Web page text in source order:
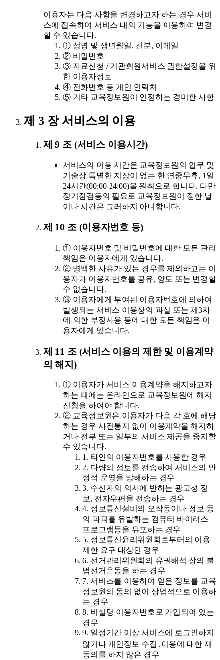
이용자는 다음 사항을 변경하고자 하는 경우 서비
스에 접속하여 서비스 내의 기능을 이용하여 변경
할 수 있습니다.
① 성명 및 생년월일, 신분, 이메일
② 비밀번호
③ 자료신청 / 기관회원서비스 권한설정을 위
한 이용자정보
④ 전화번호 등 개인 연락처
⑤ 기타 교육정보원이 인정하는 경미한 사항
제 3 장 서비스의 이용
제 9 조 (서비스 이용시간)
서비스의 이용 시간은 교육정보원의 업무 및
기술상 특별한 지장이 없는 한 연중무휴, 1일
24시간(00:00-24:00)을 원칙으로 합니다. 다만
정기점검등의 필요로 교육정보원이 정한 날
이나 시간은 그러하지 아니합니다.
제 10 조 (이용자번호 등)
① 이용자번호 및 비밀번호에 대한 모든 관리
책임은 이용자에게 있습니다.
② 명백한 사유가 있는 경우를 제외하고는 이
용자가 이용자번호를 공유, 양도 또는 변경할
수 없습니다.
③ 이용자에게 부여된 이용자번호에 의하여
발생되는 서비스 이용상의 과실 또는 제3자
에 의한 부정사용 등에 대한 모든 책임은 이
용자에게 있습니다.
제 11 조 (서비스 이용의 제한 및 이용계약
의 해지)
① 이용자가 서비스 이용계약을 해지하고자
하는 때에는 온라인으로 교육정보원에 해지
신청을 하여야 합니다.
② 교육정보원은 이용자가 다음 각 호에 해당
하는 경우 사전통지 없이 이용계약을 해지하
거나 전부 또는 일부의 서비스 제공을 중지할
수 있습니다.
1. 타인의 이용자번호를 사용한 경우
2. 다량의 정보를 전송하여 서비스의 안
정적 운영을 방해하는 경우
3. 수신자의 의사에 반하는 광고성 정
보, 전자우편을 전송하는 경우
4. 정보통신설비의 오작동이나 정보 등
의 파괴를 유발하는 컴퓨터 바이러스
프로그램등을 유포하는 경우
5. 정보통신윤리위원회로부터의 이용
제한 요구 대상인 경우
6. 선거관리위원회의 유권해석 상의 불
법선거운동을 하는 경우
7. 서비스를 이용하여 얻은 정보를 교육
정보원의 동의 없이 상업적으로 이용하
는 경우
8. 비실명 이용자번호로 가입되어 있는
경우
9. 일정기간 이상 서비스에 로그인하지
않거나 개인정보 수집․이용에 대한 재
동의를 하지 않은 경우